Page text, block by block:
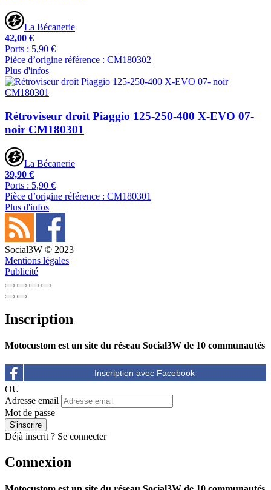
La Bécanerie
42,00 €
Ports : 5,90 €
Pièce d’origine référence : CM180302
Plus d'infos
Rétroviseur droit Piaggio 125-250-400 X-EVO 07-
noir CM180301
La Bécanerie
39,90 €
Ports : 5,90 €
Pièce d’origine référence : CM180301
Plus d'infos
Social3W © 2023
Mentions légales
Publicité
Inscription
Motocustom est un site du réseau Social3W de 10 communautés
OU
Adresse email
Mot de passe
Déjà inscrit ? Se connecter
Connexion